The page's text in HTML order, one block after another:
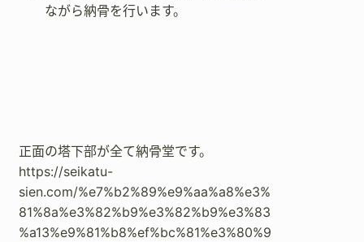
ながら納骨を行います。
正面の塔下部が全て納骨堂です。
https://seikatu-
sien.com/%e7%b2%89%e9%aa%a8%e3%
81%8a%e3%82%b9%e3%82%b9%e3%83
%a13%e9%81%b8%ef%bc%81%e3%80%9